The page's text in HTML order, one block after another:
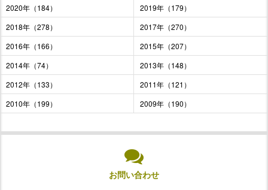
2020年（184）
2019年（179）
2018年（278）
2017年（270）
2016年（166）
2015年（207）
2014年（74）
2013年（148）
2012年（133）
2011年（121）
2010年（199）
2009年（190）
お問い合わせ